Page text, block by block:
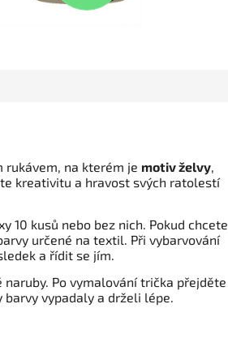
rukávem, na kterém je motiv želvy,
kreativitu a hravost svých ratolestí
10 kusů nebo bez nich. Pokud chcete
určené na textil. Při vybarvování
a řídit se jím.
naruby. Po vymalování trička přejděte
barvy vypadaly a drželi lépe.